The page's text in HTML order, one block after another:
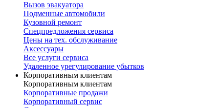
Вызов эвакуатора
Подменные автомобили
Кузовной ремонт
Спецпредложения сервиса
Цены на тех. обслуживание
Аксессуары
Все услуги сервиса
Удаленное урегулирование убытков
Корпоративным клиентам
Корпоративным клиентам
Корпоративные продажи
Корпоративный сервис